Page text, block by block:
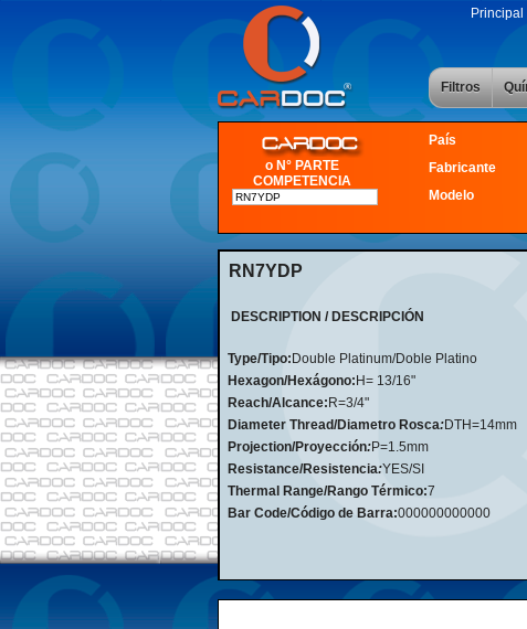
Principal
Filtros
o N° PARTE
COMPETENCIA
País
Fabricante
Modelo
RN7YDP
DESCRIPTION / DESCRIPCIÓN
Type/Tipo: Double Platinum/Doble Platino
Hexagon/Hexágono: H= 13/16"
Reach/Alcance: R=3/4"
Diameter Thread/Diametro Rosca:DTH=14mm
Projection/Proyección:P=1.5mm
Resistance/Resistencia:YES/SI
Thermal Range/Rango Térmico:7
Bar Code/Código de Barra:000000000000